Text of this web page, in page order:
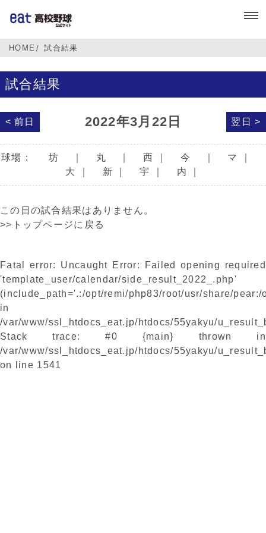
HOME 試合結果
試合結果
< 前日 2022年3月22日 翌日 >
球場： 坊 丸 西 今 マ
大
新 宇 内
この日の試合結果はありません。
>>トップページに戻る
Fatal error: Uncaught Error: Failed opening required
'template_user/calendar/side_result_2022_.php'
(include_path='.:/opt/remi/php83/root/usr/share/
in
/var/www/ssl_htdocs_eat.jp/htdocs/55yakyu/
Stack trace: #0 {main} thrown in
/var/www/ssl_htdocs_eat.jp/htdocs/55yakyu/
on line 1541